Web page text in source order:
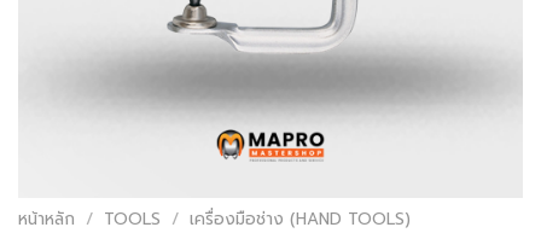
หน้าหลัก / TOOLS / เครื่องมือช่าง (HAND TOOLS)